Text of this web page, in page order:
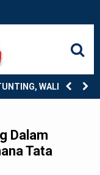
WALI KOTA
SP3 CATIN
Dalam
Tata